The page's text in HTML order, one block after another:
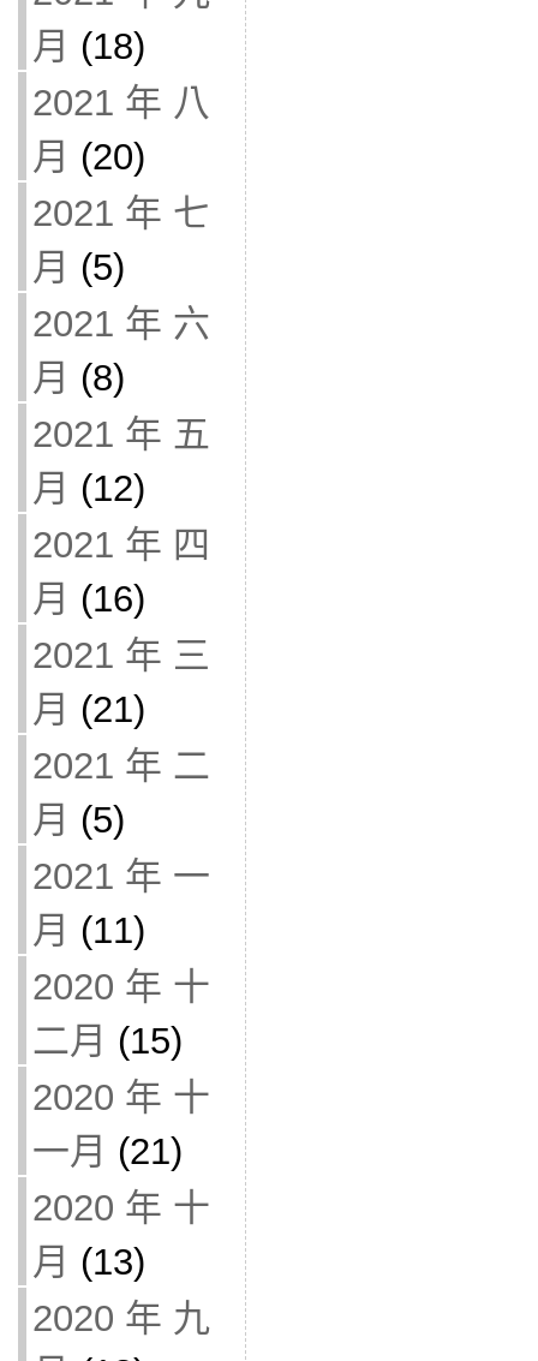
月 (18)
2021 年 八
月 (20)
2021 年 七
月 (5)
2021 年 六
月 (8)
2021 年 五
月 (12)
2021 年 四
月 (16)
2021 年 三
月 (21)
2021 年 二
月 (5)
2021 年 一
月 (11)
2020 年 十
二月 (15)
2020 年 十
一月 (21)
2020 年 十
月 (13)
2020 年 九